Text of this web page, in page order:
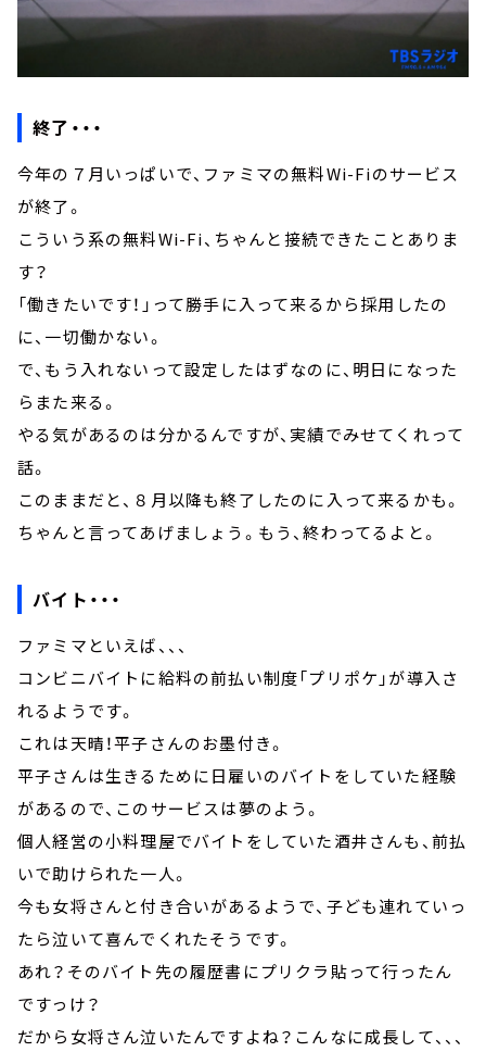
終了・・・
今年の７月いっぱいで、ファミマの無料Wi-Fiのサービス
が終了。
こういう系の無料Wi-Fi、ちゃんと接続できたことありま
す？
「働きたいです！」って勝手に入って来るから採用したの
に、一切働かない。
で、もう入れないって設定したはずなのに、明日になった
らまた来る。
やる気があるのは分かるんですが、実績でみせてくれって
話。
このままだと、８月以降も終了したのに入って来るかも。
ちゃんと言ってあげましょう。もう、終わってるよと。
バイト・・・
ファミマといえば、、、
コンビニバイトに給料の前払い制度「プリポケ」が導入さ
れるようです。
これは天晴！平子さんのお墨付き。
平子さんは生きるために日雇いのバイトをしていた経験
があるので、このサービスは夢のよう。
個人経営の小料理屋でバイトをしていた酒井さんも、前払
いで助けられた一人。
今も女将さんと付き合いがあるようで、子ども連れていっ
たら泣いて喜んでくれたそうです。
あれ？そのバイト先の履歴書にプリクラ貼って行ったん
ですっけ？
だから女将さん泣いたんですよね？こんなに成長して、、、